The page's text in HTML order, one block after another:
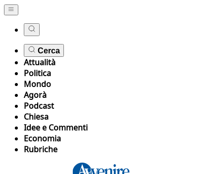
Cerca
Attualità
Politica
Mondo
Agorà
Podcast
Chiesa
Idee e Commenti
Economia
Rubriche